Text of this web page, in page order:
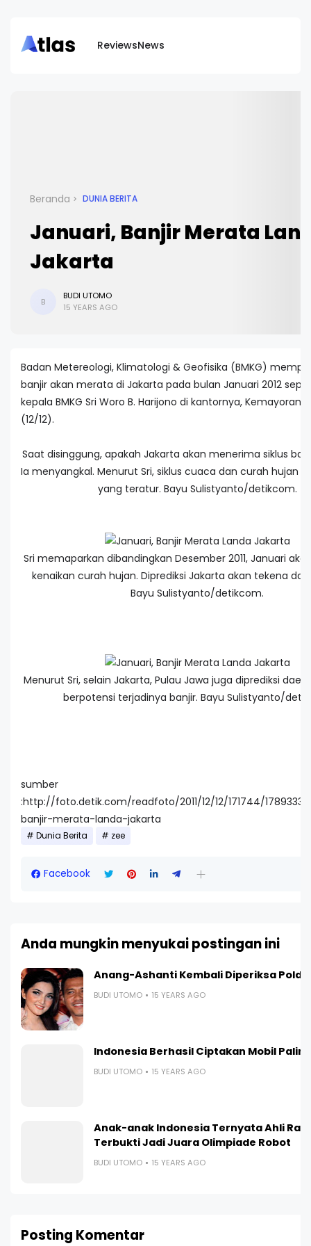
ReviewsNews
Beranda DUNIA BERITA
Januari, Banjir Merata
Jakarta
B
BUDI UTOMO
15 YEARS AGO
Badan Metereologi, Klimatologi & Geofisika (BMKG)
banjir akan merata di Jakarta pada bulan Januari 2012
kepala BMKG Sri Woro B. Harijono di kantornya, Kemayoran,
(12/12).
Saat disinggung, apakah Jakarta akan menerima siklus
Ia menyangkal. Menurut Sri, siklus cuaca dan curah hujan
yang teratur. Bayu Sulistyanto/detikcom.
Sri memaparkan dibandingkan Desember 2011, Januari
kenaikan curah hujan. Diprediksi Jakarta akan tekena
Bayu Sulistyanto/detikcom.
Menurut Sri, selain Jakarta, Pulau Jawa juga diprediksi
berpotensi terjadinya banjir. Bayu Sulistyanto/
sumber
:http://foto.detik.com/readfoto/2011/12/12/171744/1789333/
banjir-merata-landa-jakarta
Dunia Berita zee
Facebook
Anda mungkin menyukai postingan ini
Anang-Ashanti Kembali Diperiksa
BUDI UTOMO 15 YEARS AGO
Indonesia Berhasil Ciptakan Mobil
BUDI UTOMO 15 YEARS AGO
Anak-anak Indonesia Ternyata Ahli
Terbukti Jadi Juara Olimpiade Robot
BUDI UTOMO 15 YEARS AGO
Posting Komentar